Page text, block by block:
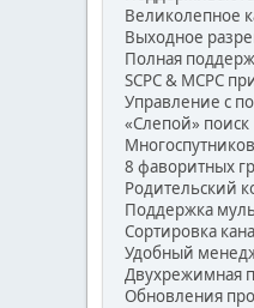
Великолепное
Выходное
Полная
SCPC & MCPC
Управление с
«Слепой» поиск
8 фаворитных
Родительский
Поддержка
Сортировка
Удобный
Двухрежимная
Обновления